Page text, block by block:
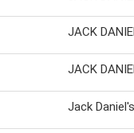
JACK
JACK
Jack